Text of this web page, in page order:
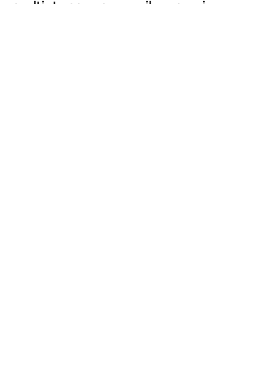
molti, troppo spesso, il sogno si